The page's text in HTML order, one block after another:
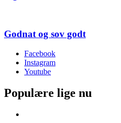
Godnat og sov godt
Facebook
Instagram
Youtube
Populære lige nu